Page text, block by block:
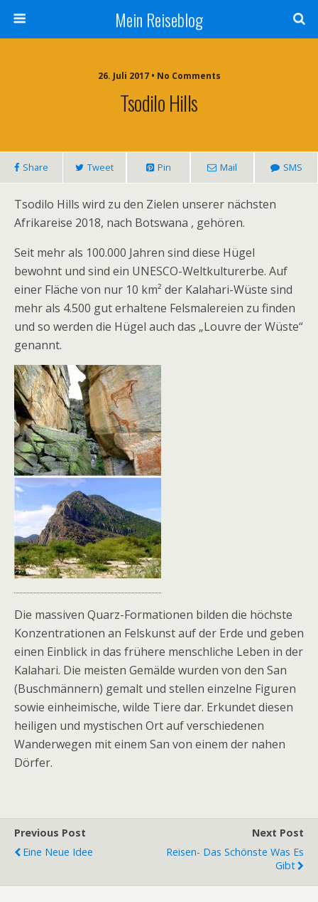
Mein Reiseblog
26. Juli 2017 • No Comments
Tsodilo Hills
Share Tweet Pin Mail SMS
Tsodilo Hills wird zu den Zielen unserer nächsten
Afrikareise 2018, nach Botswana , gehören.
Seit mehr als 100.000 Jahren sind diese Hügel
bewohnt und sind ein UNESCO-Weltkulturerbe. Auf
einer Fläche von nur 10 km² der Kalahari-Wüste sind
mehr als 4.500 gut erhaltene Felsmalereien zu finden
und so werden die Hügel auch das „Louvre der Wüste“
genannt.
Die massiven Quarz-Formationen bilden die höchste
Konzentrationen an Felskunst auf der Erde und geben
einen Einblick in das frühere menschliche Leben in der
Kalahari. Die meisten Gemälde wurden von den San
(Buschmännern) gemalt und stellen einzelne Figuren
sowie einheimische, wilde Tiere dar. Erkundet diesen
heiligen und mystischen Ort auf verschiedenen
Wanderwegen mit einem San von einem der nahen
Dörfer.
Previous Post
Eine Neue Idee
Next Post
Reisen- Das Schönste Was Es
Gibt